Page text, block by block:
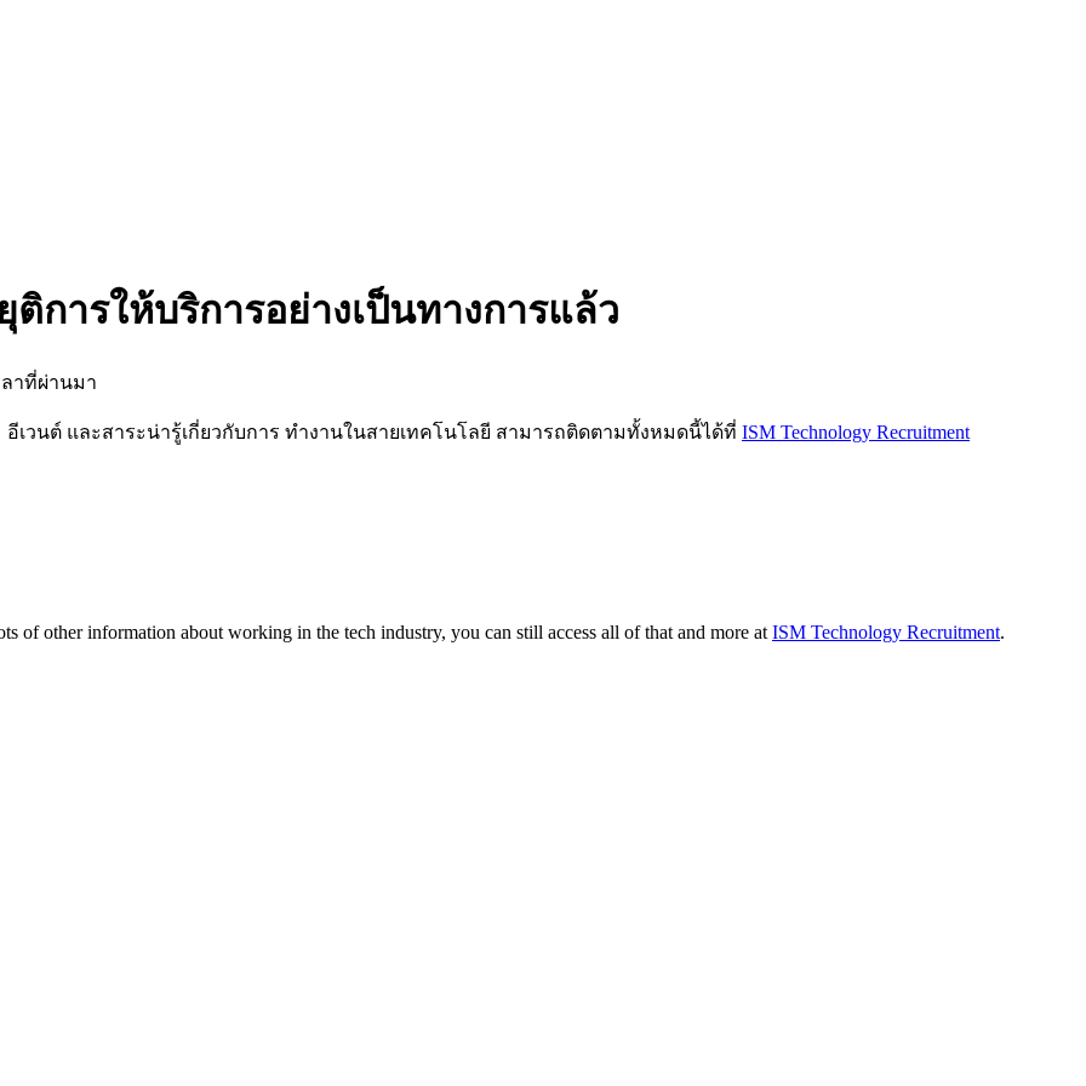
การให้บริการอย่างเป็นทางการแล้ว
าที่ผ่านมา
วนต์ และสาระน่ารู้เกี่ยวกับการ ทำงานในสายเทคโนโลยี สามารถติดตามทั้งหมดนี้ได้ที่ ISM Technology Recruitment
of other information about working in the tech industry, you can still access all of that and more at ISM Technology Recruitment.